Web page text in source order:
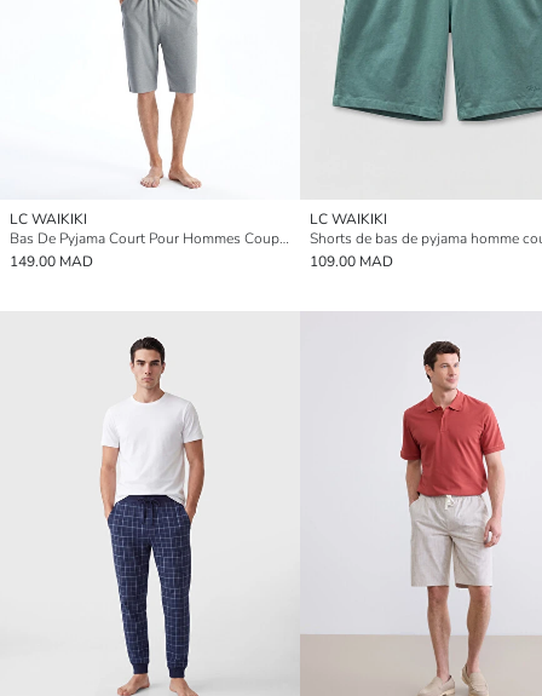
LC WAIKIKI
Bas De Pyjama Court Pour Hommes Coupe Standard
149.00 MAD
LC WAIKIKI
109.00 MAD